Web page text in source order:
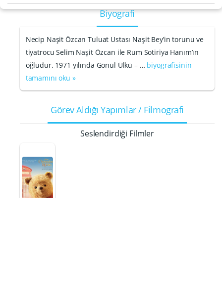
Biyografi
Necip Naşit Özcan Tuluat Ustası Naşit Bey’in torunu ve
tiyatrocu Selim Naşit Özcan ile Rum Sotiriya Hanım’ın
oğludur. 1971 yılında Gönül Ülkü – … biyografisinin
tamamını oku »
Görev Aldığı Yapımlar / Filmografi
Seslendirdiği Filmler